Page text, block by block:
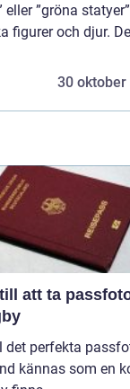
”gröna
figurer och djur.
30 oktober
att ta
det perfekta
kännas som en